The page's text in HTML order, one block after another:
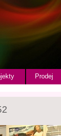
Prodej